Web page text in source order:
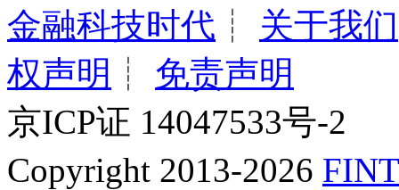
金融科技时代 ┊ 关于我们
权声明 ┊ 免责声明
京ICP证 14047533号-2
Copyright 2013-2026